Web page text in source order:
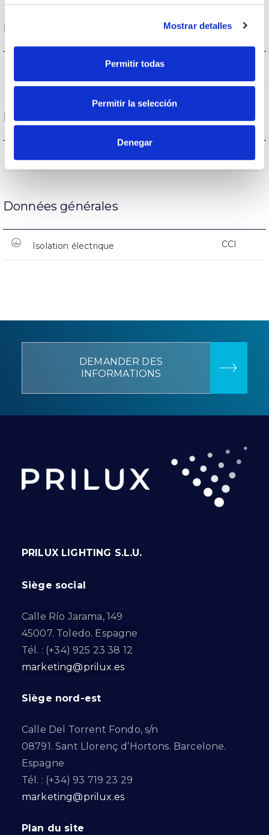
Mostrar detalles
Permitir todas
Permitir la selección
Denegar
État de fonctionnement
Température de service
Protections
Données générales
Isolation électrique CCI
DEMANDER DES
INFORMATIONS
PRILUX LIGHTING S.L.U.
Siège social
Calle Río Jarama, 149
45007. Toledo. Espagne
Tél. : (+34) 925 23 38 12
marketing@prilux.es
Siège nord-est
Calle Del Torrent Fondo, s/n
08791. Sant Llorenç d’Hortons. Barcelone.
Espagne
Tél. : (+34) 93 719 23 29
marketing@prilux.es
Plan du site